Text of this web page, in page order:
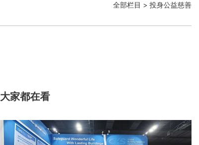
全部栏目 > 投身公益慈善
大家都在看